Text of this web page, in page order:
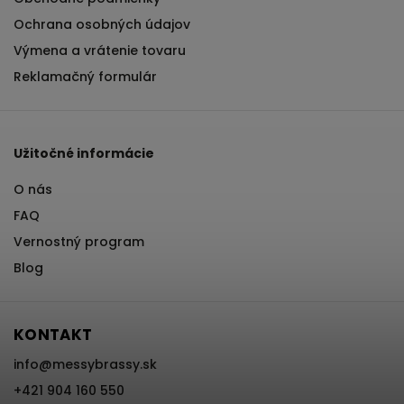
Ochrana osobných údajov
Výmena a vrátenie tovaru
Reklamačný formulár
Užitočné informácie
O nás
FAQ
Vernostný program
Blog
KONTAKT
info@messybrassy.sk
+421 904 160 550